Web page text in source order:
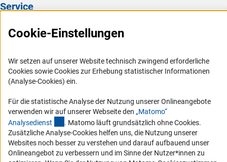
Service
Presse
Karriere
Logo und Corporate Design
Compliance
Vergabeverfahren
Barrierefreiheit
Service und Informationen für Menschen mit Behinderungen
Cookie-Einstellungen
Wir setzen auf unserer Website technisch zwingend erforderliche
Cookies sowie Cookies zur Erhebung statistischer Informationen
(Analyse-Cookies) ein.
Für die statistische Analyse der Nutzung unserer Onlineangebote
verwenden wir auf unserer Webseite den „Matomo“
Analysedienst (externer Link)
. Matomo läuft grundsätzlich ohne Cookies.
Zusätzliche Analyse-Cookies helfen uns, die Nutzung unserer
Websites noch besser zu verstehen und darauf aufbauend unser
Onlineangebot zu verbessern und im Sinne der Nutzer*innen zu